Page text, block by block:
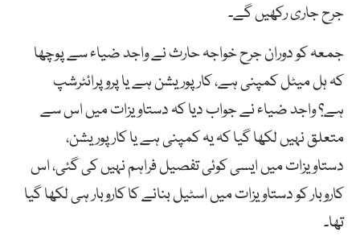
جرح جاری رکھیں گے۔
جمعہ کو دوران جرح خواجہ حارث نے واجد ضیاء سے پوچھا
کہ ہل میٹل کمپنی ہے، کارپوریشن ہے یا پروپرائٹرشپ
ہے؟ واجد ضیاء نے جواب دیا کہ دستاویزات میں اس سے
متعلق نہیں لکھا گیا کہ یہ کمپنی ہے یا کارپوریشن،
دستاویزات میں ایسی کوئی تفصیل فراہم نہیں کی گئی، اس
کاروبار کو دستاویزات میں اسٹیل بنانے کا کاروبار ہی لکھا گیا
تھا۔